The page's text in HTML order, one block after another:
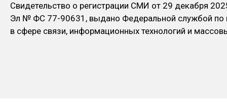
Свидетельство о регистрации СМИ от 29 декабря
Эл № ФC 77-90631, выдано Федеральной службой по
в сфере связи, информационных технологий и